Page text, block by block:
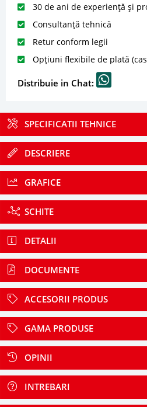
30 de ani de experiență și
Consultanță tehnică
Retur conform legii
Opțiuni flexibile de plată
Distribuie in Chat:
SPECIFICATII TEHNICE
DESCRIERE
GRAFICE
SCHITE
DETALII
DOCUMENTE
ACCESORII PRODUS
GAMA PRODUSE
OPINII
INTREBARI